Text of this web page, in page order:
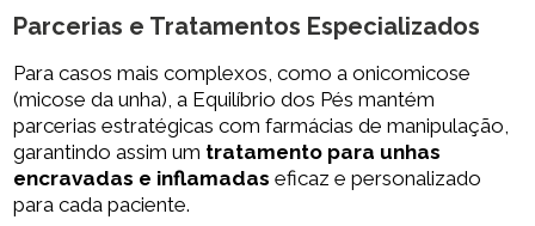
Parcerias e Tratamentos Especializados
Para casos mais complexos, como a onicomicose
(micose da unha), a Equilíbrio dos Pés mantém
parcerias estratégicas com farmácias de manipulação,
garantindo assim um tratamento para unhas
encravadas e inflamadas eficaz e personalizado
para cada paciente.